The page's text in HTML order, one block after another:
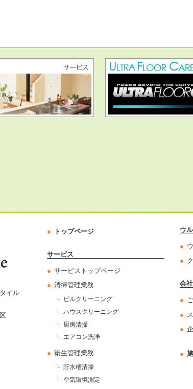
イル
トップページ
サービス
サービストップページ
清掃管理業務
ビルクリーニング
ハウスクリーニング
厨房清掃
エアコン洗浄
衛生管理業務
貯水槽清掃
空気環境測定
ウ
会